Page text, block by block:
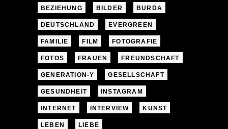
BEZIEHUNG BILDER BURDA
DEUTSCHLAND EVERGREEN
FAMILIE FILM FOTOGRAFIE
FOTOS FRAUEN FREUNDSCHAFT
GENERATION-Y GESELLSCHAFT
GESUNDHEIT INSTAGRAM
INTERNET INTERVIEW KUNST
LEBEN LIEBE